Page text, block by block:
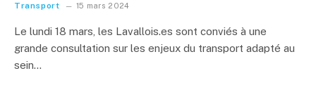
Transport 15 mars 2024
Le lundi 18 mars, les Lavallois.es sont conviés à une
grande consultation sur les enjeux du transport adapté au
sein…